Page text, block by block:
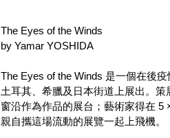
The Eyes of the Winds
by Yamar YOSHIDA
The Eyes of the Winds 是一個在後
土耳其、希臘及日本街道上展出。
窗沿作為作品的展台；藝術家得在 5
親自攜這場流動的展覽一起上飛機。